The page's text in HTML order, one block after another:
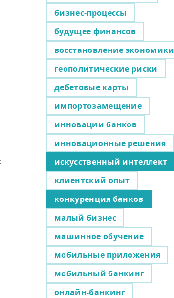
бизнес-процессы
будущее финансов
восстановление экономики
геополитические риски
дебетовые карты
импортозамещение
инновации банков
инновационные решения
искусственный интеллект
клиентский опыт
конкуренция банков
малый бизнес
машинное обучение
мобильные приложения
мобильный банкинг
онлайн-банкинг